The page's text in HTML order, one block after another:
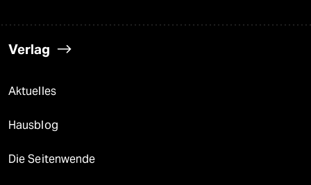
Verlag
Aktuelles
Hausblog
Die Seitenwende